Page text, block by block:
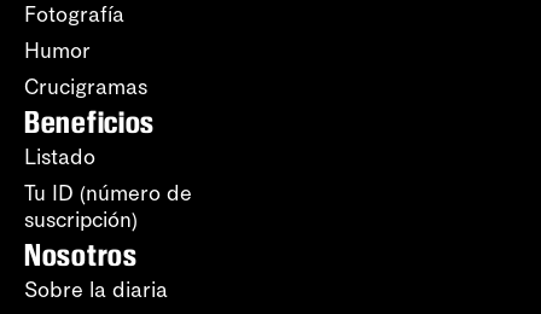
Fotografía
Humor
Crucigramas
Beneficios
Listado
Tu ID (número de
suscripción)
Nosotros
Sobre la diaria